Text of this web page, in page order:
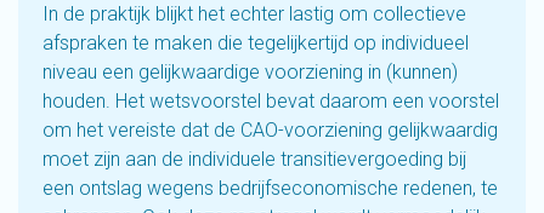
In de praktijk blijkt het echter lastig om collectieve
afspraken te maken die tegelijkertijd op individueel
niveau een gelijkwaardige voorziening in (kunnen)
houden. Het wetsvoorstel bevat daarom een voorstel
om het vereiste dat de CAO-voorziening gelijkwaardig
moet zijn aan de individuele transitievergoeding bij
een ontslag wegens bedrijfseconomische redenen, te